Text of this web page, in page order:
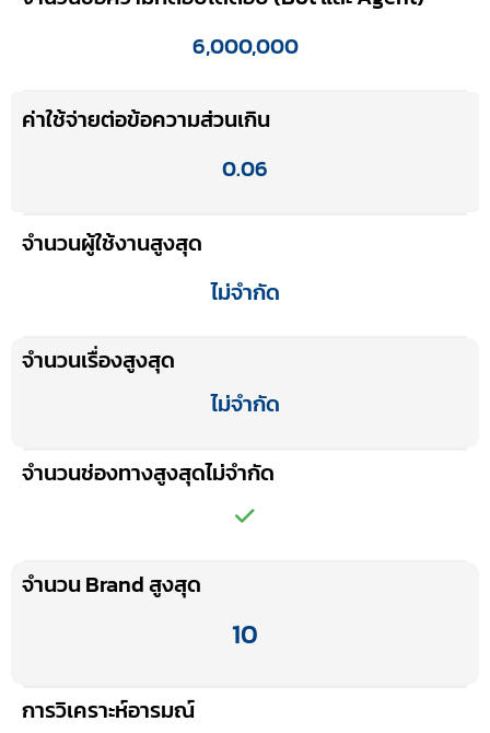
6,000,000
ค่าใช้จ่ายต่อข้อความส่วนเกิน
0.06
จำนวนผู้ใช้งานสูงสุด
ไม่จำกัด
จำนวนเรื่องสูงสุด
ไม่จำกัด
จำนวนช่องทางสูงสุดไม่จำกัด
จำนวน Brand สูงสุด
10
การวิเคราะห์อารมณ์